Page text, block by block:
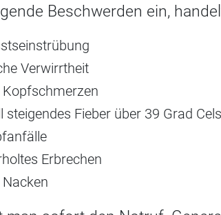
Beschwerden ein,
Verwirrtheit
Kopfschmerzen
steigendes Fieber über 39 Grad
Erbrechen